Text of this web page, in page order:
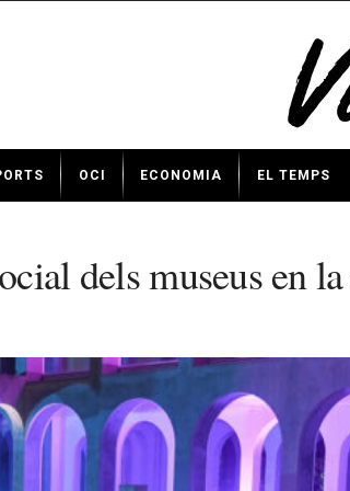
OCI ECONOMIA EL TEMPS
dels museus en